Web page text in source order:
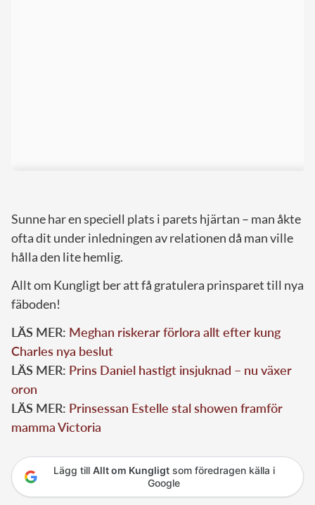
Sunne har en speciell plats i parets hjärtan – man åkte
ofta dit under inledningen av relationen då man ville
hålla den lite hemlig.
Allt om Kungligt ber att få gratulera prinsparet till nya
fäboden!
LÄS MER: Meghan riskerar förlora allt efter kung
Charles nya beslut
LÄS MER: Prins Daniel hastigt insjuknad – nu växer
oron
LÄS MER: Prinsessan Estelle stal showen framför
mamma Victoria
Lägg till Allt om Kungligtsom föredragen källa i
Google